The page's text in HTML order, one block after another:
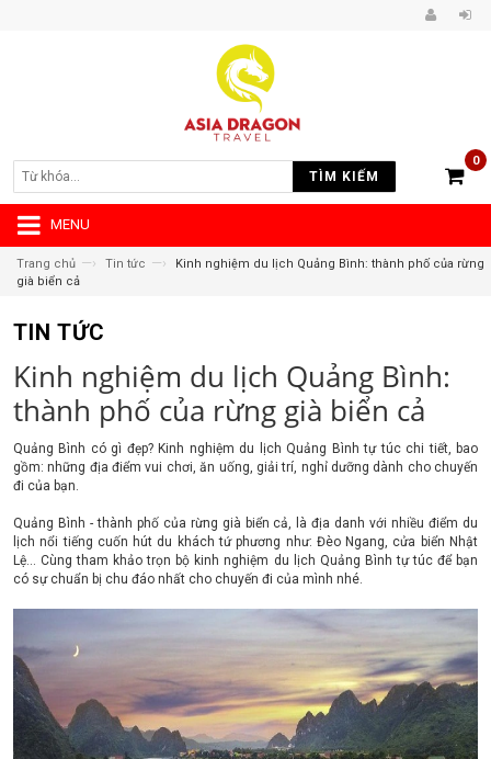
TÌM KIẾM
0
MENU
Trang chủ —› Tin tức —›
Kinh nghiệm du lịch Quảng Bình: thành phố của rừng
già biển cả
TIN TỨC
Kinh nghiệm du lịch Quảng Bình:
thành phố của rừng già biển cả
Quảng Bình có gì đẹp? Kinh nghiệm du lịch Quảng Bình tự túc chi tiết, bao
gồm: những địa điểm vui chơi, ăn uống, giải trí, nghỉ dưỡng dành cho chuyến
đi của bạn.
Quảng Bình - thành phố của rừng già biển cả, là địa danh với nhiều điểm du
lịch nổi tiếng cuốn hút du khách tứ phương như: Đèo Ngang, cửa biển Nhật
Lệ... Cùng tham khảo trọn bộ kinh nghiệm du lịch Quảng Bình tự túc để bạn
có sự chuẩn bị chu đáo nhất cho chuyến đi của mình nhé.